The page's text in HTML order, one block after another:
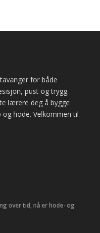
for både
pust og trygg
lærere deg å bygge
hode. Velkommen til
over tid, nå er hode- og